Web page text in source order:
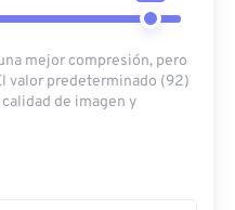
mejor compresión, pero
valor predeterminado (92)
de imagen y